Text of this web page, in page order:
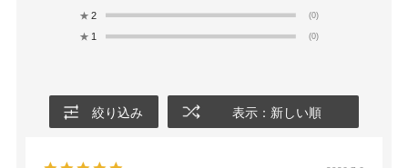
★ 2 (0)
★ 1 (0)
絞り込み 表示：新しい順